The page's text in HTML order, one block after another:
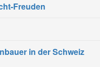
Freuden
in der Schweiz